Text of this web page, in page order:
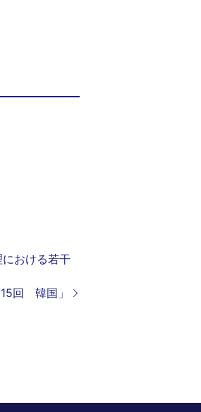
おける若干
回 韓国」